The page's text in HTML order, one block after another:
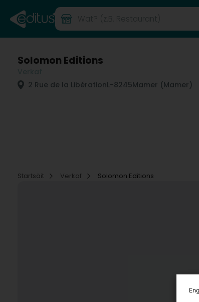
Solomon Editions
2 Rue de la LibérationL-8245Mamer (Mamer)
Startsäit
Verkaf Solomon Editions